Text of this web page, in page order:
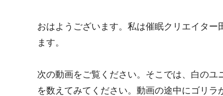
おはようございます。私は催眠クリエイタ
ます。
次の動画をご覧ください。そこでは、白の
を数えてみてください。動画の途中にゴリ